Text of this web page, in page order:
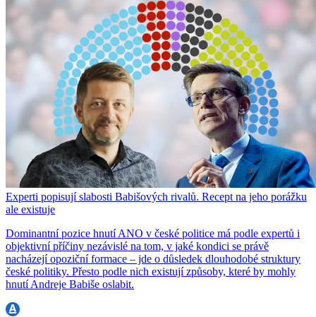
Experti popisují slabosti Babišových rivalů. Recept na jeho porážku
ale existuje
Dominantní pozice hnutí ANO v české politice má podle expertů i
objektivní příčiny nezávislé na tom, v jaké kondici se právě
nacházejí opoziční formace – jde o důsledek dlouhodobé struktury
české politiky. Přesto podle nich existují způsoby, které by mohly
hnutí Andreje Babiše oslabit.